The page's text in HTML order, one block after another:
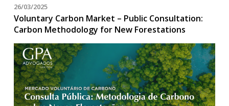
26/03/2025
Voluntary Carbon Market – Public Consultation:
Carbon Methodology for New Forestations